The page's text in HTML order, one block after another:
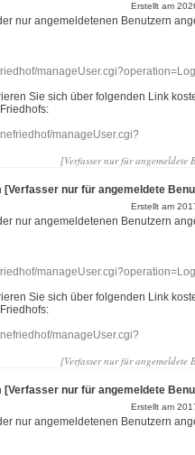
Erstellt am
nur angemeldetenen Benutzern
Sie sich über folgenden Link
manageUser.cgi?
[Verfasser nur für angemeldete
[Verfasser nur für angemeldete
Erstellt am
nur angemeldetenen Benutzern
Sie sich über folgenden Link
manageUser.cgi?
[Verfasser nur für angemeldete
[Verfasser nur für angemeldete
Erstellt am
nur angemeldetenen Benutzern